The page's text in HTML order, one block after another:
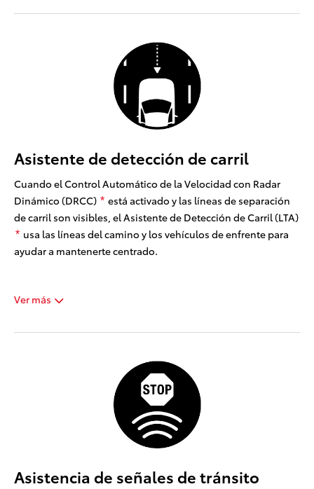
Asistente de detección de carril
Cuando el Control Automático de la Velocidad con Radar
Dinámico (DRCC) * está activado y las líneas de separación
de carril son visibles, el Asistente de Detección de Carril (LTA)
* usa las líneas del camino y los vehículos de enfrente para
ayudar a mantenerte centrado.
Ver más
Asistencia de señales de tránsito